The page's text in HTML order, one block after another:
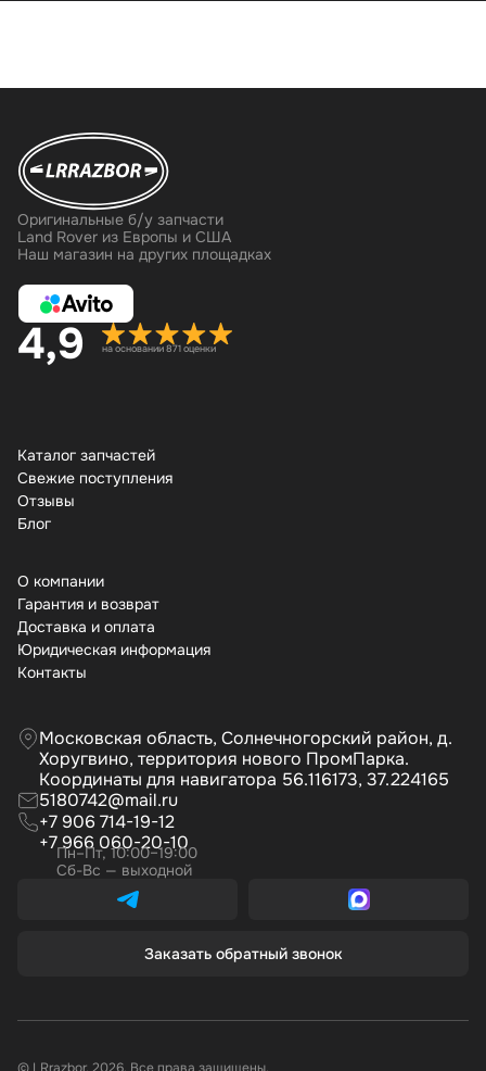
Оригинальные б/у запчасти
Land Rover из Европы и США
Наш магазин на других площадках
4,9 на основании 871 оценки
Каталог запчастей
Свежие поступления
Отзывы
Бло
О компании
Гарантия и возврат
Доставка и оплата
Юридическая информация
Контакты
Московская область, Солнечногорский район, д.
Хоругвино, территория нового ПромПарка.
Координаты для навигатора 56.116173, 37.224165
5180742@mail.ru
+7 906 714-19-12
+7 966 060-20-10
Пн–Пт, 10:00–19:00
Сб-Вс — выходной
Заказать обратный звонок